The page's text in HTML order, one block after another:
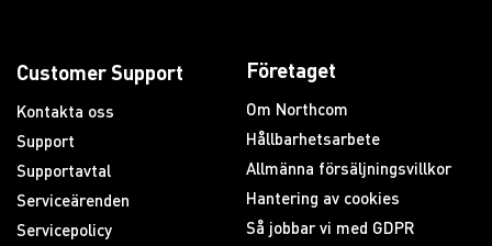
Customer Support
Kontakta oss
Support
Supportavtal
Serviceärenden
Servicepolicy
Företaget
Om Northcom
Hållbarhetsarbete
Allmänna försäljningsvillkor
Hantering av cookies
Så jobbar vi med GDPR